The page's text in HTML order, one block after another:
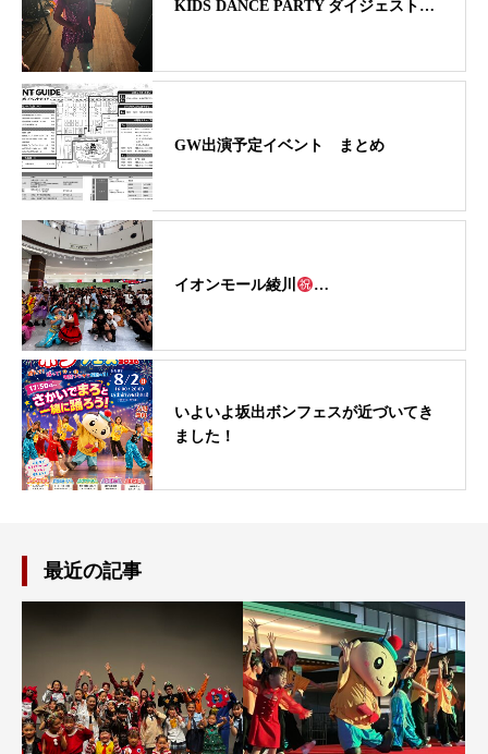
KIDS DANCE PARTY ダイジェスト…
GW出演予定イベント まとめ
イオンモール綾川 …
いよいよ坂出ボンフェスが近づいてき
ました！
最近の記事